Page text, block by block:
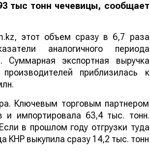
тыс тонн чечевицы, сообщает
этот объем сразу в 6,7 раза
аналогичного периода
Суммарная экспортная выручка
производителей приблизилась к
Ключевым торговым партнером
и импортировала 63,4 тыс. тонн.
в прошлом году отгрузки туда
КНР выкупила сразу 14,2 тыс. тонн